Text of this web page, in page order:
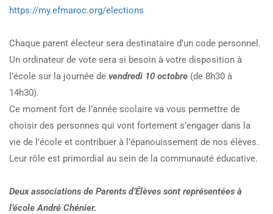
https://my.efmaroc.org/elections
Chaque parent électeur sera destinataire d’un code personnel.
Un ordinateur de vote sera si besoin à votre disposition à
l’école sur la journée de vendredi 10 octobre (de 8h30 à
14h30).
Ce moment fort de l’année scolaire va vous permettre de
choisir des personnes qui vont fortement s’engager dans la
vie de l’école et contribuer à l’épanouissement de nos élèves.
Leur rôle est primordial au sein de la communauté éducative.
Deux associations de Parents d’Élèves sont représentées à
l’école André Chénier.